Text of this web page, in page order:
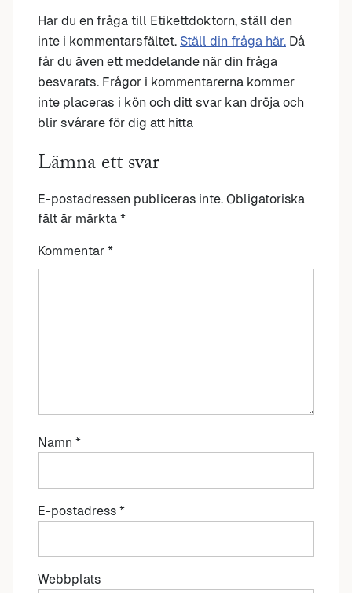
Har du en fråga till Etikettdoktorn, ställ den
inte i kommentarsfältet. Ställ din fråga här. Då
får du även ett meddelande när din fråga
besvarats. Frågor i kommentarerna kommer
inte placeras i kön och ditt svar kan dröja och
blir svårare för dig att hitta
Lämna ett svar
E-postadressen publiceras inte. Obligatoriska
fält är märkta *
Kommentar *
Namn *
E-postadress *
Webbplats